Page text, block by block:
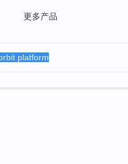
更多产品